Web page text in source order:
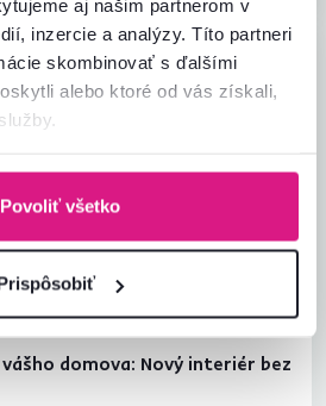
aj našim partnerom v
inzercie a analýzy. Títo partneri
skombinovať s ďalšími
alebo ktoré od vás získali,
Povoliť všetko
domova: Nový interiér bez